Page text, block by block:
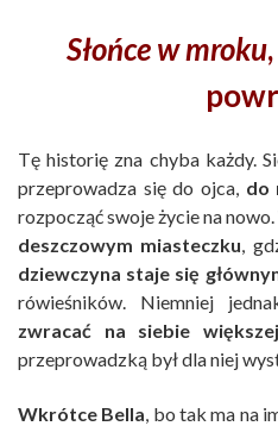
Słońce w mroku
Tę historię zna chyba każdy.
przeprowadza się do ojca, do
rozpocząć swoje życie na
deszczowym miasteczku,
dziewczyna staje się
rówieśników. Niemniej
zwracać na siebie
przeprowadzką był dla niej
Wkrótce Bella, bo tak ma na